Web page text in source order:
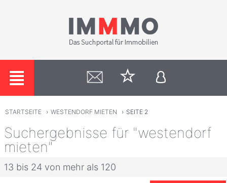
STARTSEITE › WESTENDORF MIETEN › SEITE 2
Suchergebnisse für "westendorf
mieten"
13 bis 24 von mehr als 120